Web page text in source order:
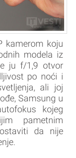
kamerom koju
modela iz
ju f/1,9 otvor
po noći i
ali joj
Samsung u
kojeg
pametnim
da nije